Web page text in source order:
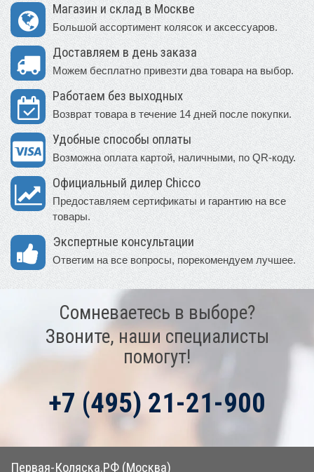
Магазин и склад в Москве
Большой ассортимент колясок и аксессуаров.
Доставляем в день заказа
Можем бесплатно привезти два товара на выбор.
Работаем без выходных
Возврат товара в течение 14 дней после покупки.
Удобные способы оплаты
Возможна оплата картой, наличными, по QR-коду.
Официальный дилер Chicco
Предоставляем сертификаты и гарантию на все
товары.
Экспертные консультации
Ответим на все вопросы, порекомендуем лучшее.
Сомневаетесь в выборе?
Звоните, наши специалисты
помогут!
+7 (495) 21-21-900
Первая-Коляска.РФ (Москва)